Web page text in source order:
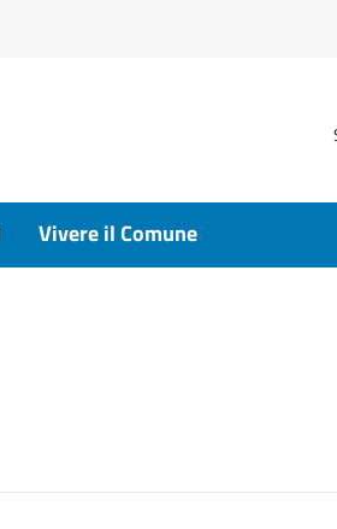
Vivere il Comune